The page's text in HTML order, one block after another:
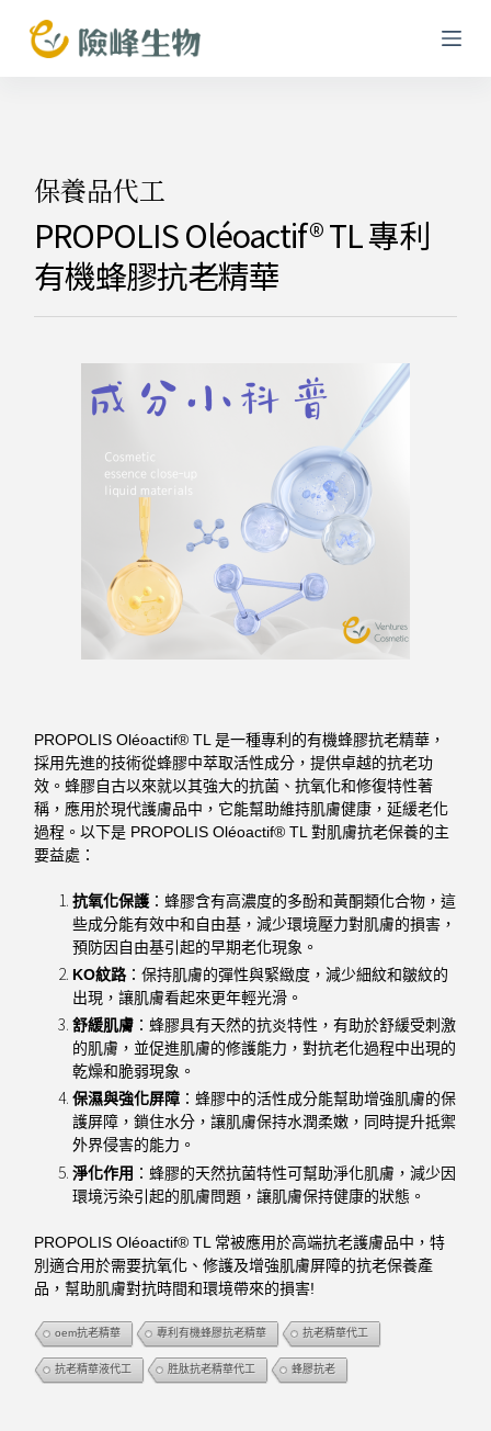
跳
至
保養品代工
PROPOLIS Oléoactif® TL 專利
有機蜂膠抗老精華
PROPOLIS Oléoactif® TL 是一種專利的有機蜂膠抗老精華，
採用先進的技術從蜂膠中萃取活性成分，提供卓越的抗老功
效。蜂膠自古以來就以其強大的抗菌、抗氧化和修復特性著
稱，應用於現代護膚品中，它能幫助維持肌膚健康，延緩老化
過程。以下是 PROPOLIS Oléoactif® TL 對肌膚抗老保養的主
要益處：
抗氧化保護 ：蜂膠含有高濃度的多酚和黃酮類化合物，這
些成分能有效中和自由基，減少環境壓力對肌膚的損害，
預防因自由基引起的早期老化現象。
KO紋路 ：保持肌膚的彈性與緊緻度，減少細紋和皺紋的
出現，讓肌膚看起來更年輕光滑。
舒緩肌膚 ：蜂膠具有天然的抗炎特性，有助於舒緩受刺激
的肌膚，並促進肌膚的修護能力，對抗老化過程中出現的
乾燥和脆弱現象。
保濕與強化屏障 ：蜂膠中的活性成分能幫助增強肌膚的保
護屏障，鎖住水分，讓肌膚保持水潤柔嫩，同時提升抵禦
外界侵害的能力。
淨化作用 ：蜂膠的天然抗菌特性可幫助淨化肌膚，減少因
環境污染引起的肌膚問題，讓肌膚保持健康的狀態。
PROPOLIS Oléoactif® TL 常被應用於高端抗老護膚品中，特
別適合用於需要抗氧化、修護及增強肌膚屏障的抗老保養產
品，幫助肌膚對抗時間和環境帶來的損害!
oem抗老精華 專利有機蜂膠抗老精華 抗老精華代工
抗老精華液代工 胜肽抗老精華代工 蜂膠抗老